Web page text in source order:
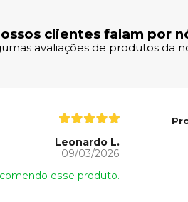
clientes falam por
avaliações de produtos da
Leonardo L.
09/03/2026
esse produto.